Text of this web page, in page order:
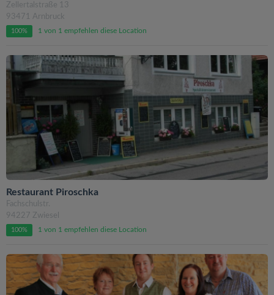
Zellertalstraße 13
93471 Arnbruck
100% 1 von 1 empfehlen diese Location
Restaurant Piroschka
Fachschulstr.
94227 Zwiesel
100% 1 von 1 empfehlen diese Location